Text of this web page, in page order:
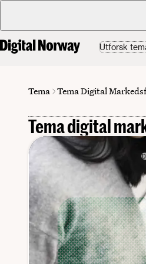
Utforsk
Tema Tema Digital
Tema digital